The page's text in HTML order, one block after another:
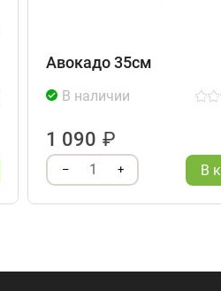
Авокадо 35см
В наличии
1 090 ₽
– 1 + В